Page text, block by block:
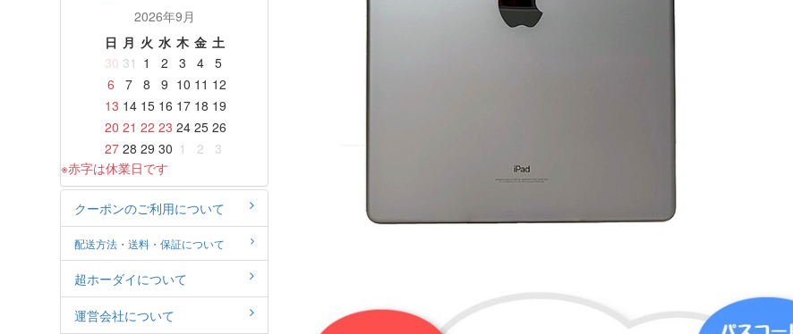
2026年9月
日 月 火 水 木 金 土
30 31 1 2 3 4
5
6
7 8 9 10 11 12
13 14 15 16 17 18 19
20 21 22 23 24 25 26
27 28 29 30 1 2
3
※赤字は休業日です
クーポンのご利用について
配送方法・送料・保証について
超ホーダイについて
運営会社について